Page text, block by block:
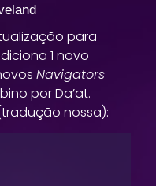
para
1 novo
Navigators
por Da’at.
nossa):